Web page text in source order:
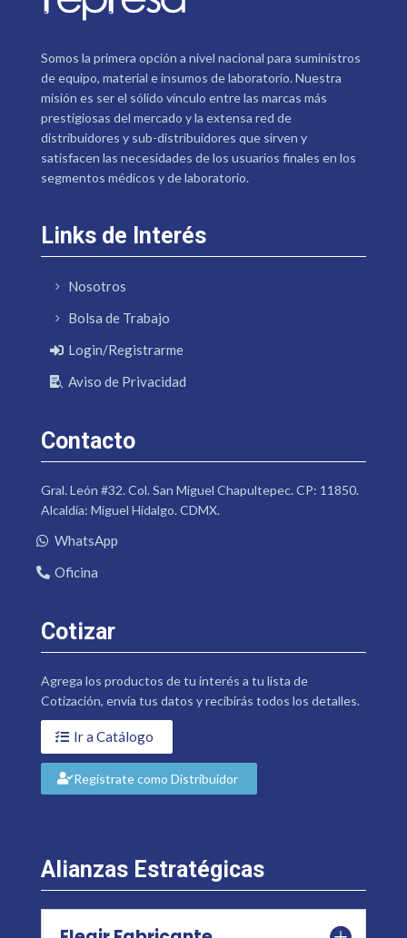
Somos la primera opción a nivel nacional para suministros
de equipo, material e insumos de laboratorio. Nuestra
misión es ser el sólido vínculo entre las marcas más
prestigiosas del mercado y la extensa red de
distribuidores y sub-distribuidores que sirven y
satisfacen las necesidades de los usuarios finales en los
segmentos médicos y de laboratorio.
Links de Interés
Nosotros
Bolsa de Trabajo
Login/Registrarme
Aviso de Privacidad
Contacto
Gral. León #32. Col. San Miguel Chapultepec. CP: 11850.
Alcaldía: Miguel Hidalgo. CDMX.
WhatsApp
Oficina
Cotizar
Agrega los productos de tu interés a tu lista de
Cotización, envía tus datos y recibirás todos los detalles.
Ir a Catálogo
Regístrate como Distribuidor
Alianzas Estratégicas